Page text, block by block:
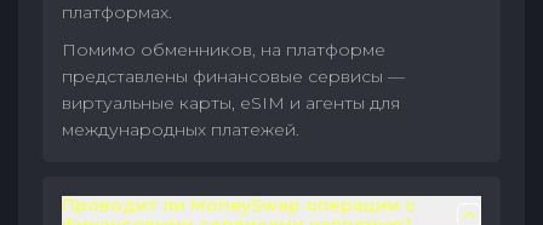
платформах.
Помимо обменников, на платформе
представлены финансовые сервисы —
виртуальные карты, eSIM и агенты для
международных платежей.
Проводит ли MoneySwap операции с